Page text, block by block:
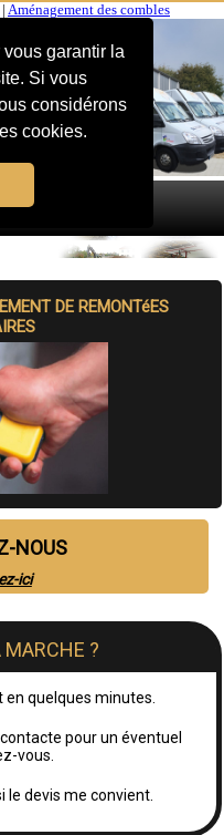
garantir la
Si vous
considérons
cookies.
Aménagement des combles
DE REMONTéES
NOUS
ici
?
en quelques minutes.
pour un éventuel
vous.
le devis me convient.